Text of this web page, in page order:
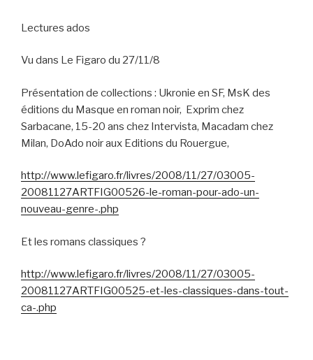
Lectures ados
Vu dans Le Figaro du 27/11/8
Présentation de collections : Ukronie en SF, MsK des
éditions du Masque en roman noir, Exprim chez
Sarbacane, 15-20 ans chez Intervista, Macadam chez
Milan, DoAdo noir aux Editions du Rouergue,
http://www.lefigaro.fr/livres/2008/11/27/03005-
20081127ARTFIG00526-le-roman-pour-ado-un-
nouveau-genre-.php
Et les romans classiques ?
http://www.lefigaro.fr/livres/2008/11/27/03005-
20081127ARTFIG00525-et-les-classiques-dans-tout-
ca-.php